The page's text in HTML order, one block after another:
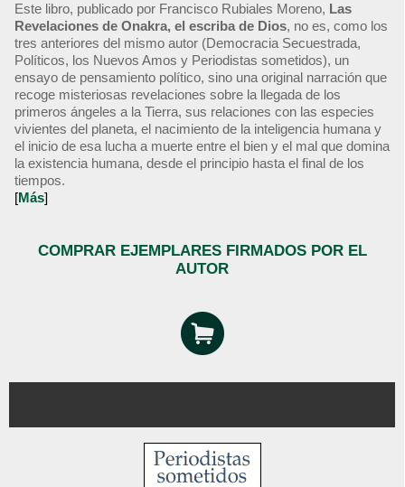
Este libro, publicado por Francisco Rubiales Moreno, Las
Revelaciones de Onakra, el escriba de Dios, no es, como los
tres anteriores del mismo autor (Democracia Secuestrada,
Políticos, los Nuevos Amos y Periodistas sometidos), un
ensayo de pensamiento político, sino una original narración que
recoge misteriosas revelaciones sobre la llegada de los
primeros ángeles a la Tierra, sus relaciones con las especies
vivientes del planeta, el nacimiento de la inteligencia humana y
el inicio de esa lucha a muerte entre el bien y el mal que domina
la existencia humana, desde el principio hasta el final de los
tiempos.
[Más]
COMPRAR EJEMPLARES FIRMADOS POR EL
AUTOR